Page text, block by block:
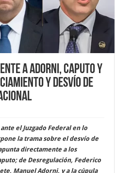
a Adorni, Caputo y
y desvío de
el Juzgado Federal en lo
la trama sobre el desvío de
directamente a los
de Desregulación, Federico
Manuel Adorni, y a la cúpula